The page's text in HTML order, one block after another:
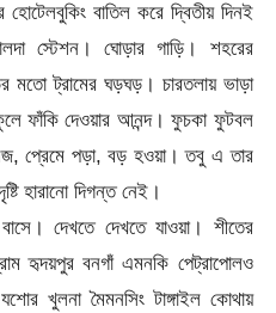
হোটেলবুকিং বাতিল করে দ্বিতীয় দিনই
স্টেশন। ঘোড়ার গাড়ি। শহরের
মতো ট্রামের ঘড়ঘড়। চারতলায় ভাড়া
ফাঁকি দেওয়ার আনন্দ। ফুচকা ফুটবল
প্রেমে পড়া, বড় হওয়া। তবু এ তার
হারানো দিগন্ত নেই।
দেখতে দেখতে যাওয়া। শীতের
হৃদয়পুর বনগাঁ এমনকি পেট্রাপোলও
খুলনা মৈমনসিং টাঙ্গাইল কোথায়